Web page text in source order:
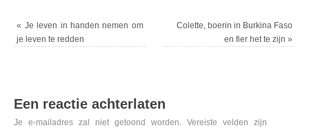
« Je leven in handen nemen om
je leven te redden
Colette, boerin in Burkina Faso
en fier het te zijn »
Een reactie achterlaten
Je e-mailadres zal niet getoond worden.
Vereiste velden zijn